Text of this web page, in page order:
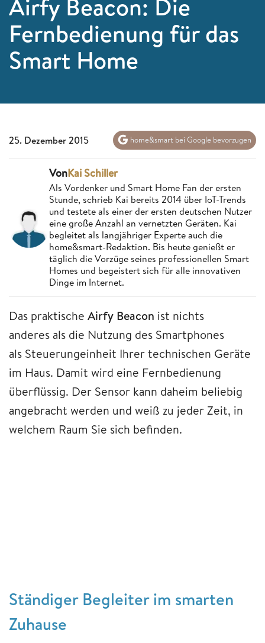
Fernbedienung für das
Smart Home
25. Dezember 2015 home&smart bei Google bevorzugen
VonKai Schiller
Als Vordenker und Smart Home Fan der ersten
Stunde, schrieb Kai bereits 2014 über IoT-Trends
und testete als einer der ersten deutschen Nutzer
eine große Anzahl an vernetzten Geräten. Kai
begleitet als langjähriger Experte auch die
home&smart-Redaktion. Bis heute genießt er
täglich die Vorzüge seines professionellen Smart
Homes und begeistert sich für alle innovativen
Dinge im Internet.
Das praktische Airfy Beacon ist nichts
anderes als die Nutzung des Smartphones
als Steuerungeinheit Ihrer technischen Geräte
im Haus. Damit wird eine Fernbedienung
überflüssig. Der Sensor kann daheim beliebig
angebracht werden und weiß zu jeder Zeit, in
welchem Raum Sie sich befinden.
Ständiger Begleiter im smarten
Zuhause